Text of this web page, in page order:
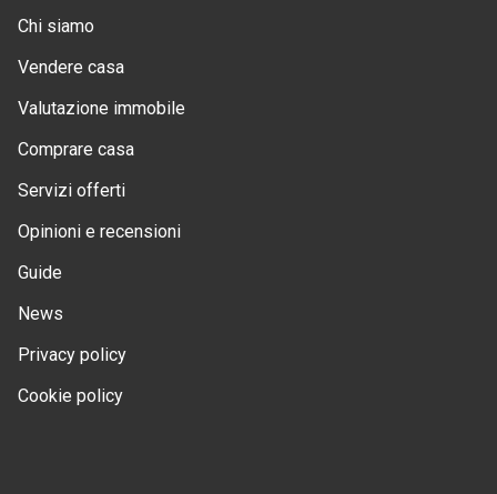
Chi siamo
Vendere casa
Valutazione immobile
Comprare casa
Servizi offerti
Opinioni e recensioni
Guide
News
Privacy policy
Cookie policy